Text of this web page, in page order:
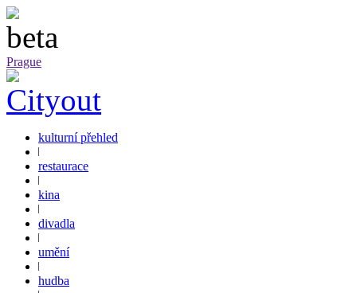
Prague
kulturní přehled
restaurace
kina
divadla
umění
hudba